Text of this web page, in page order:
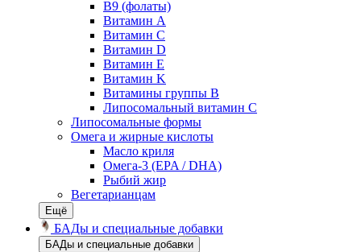
В9 (фолаты)
Витамин A
Витамин C
Витамин D
Витамин E
Витамин K
Витамины группы B
Липосомальный витамин C
Липосомальные формы
Омега и жирные кислоты
Масло криля
Омега-3 (EPA / DHA)
Рыбий жир
Вегетарианцам
Ещё
БАДы и специальные добавки
БАДы и специальные добавки